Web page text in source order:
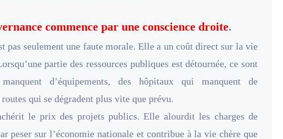
commence par une conscience droite.
pas seulement une faute morale. Elle a un coût direct sur la vie
partie des ressources publiques est détournée, ce sont
d’équipements, des hôpitaux qui manquent de
qui se dégradent plus vite que prévu.
le prix des projets publics. Elle alourdit les charges de
peser sur l’économie nationale et contribue à la vie chère que